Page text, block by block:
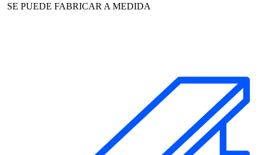
SE PUEDE FABRICAR A MEDIDA